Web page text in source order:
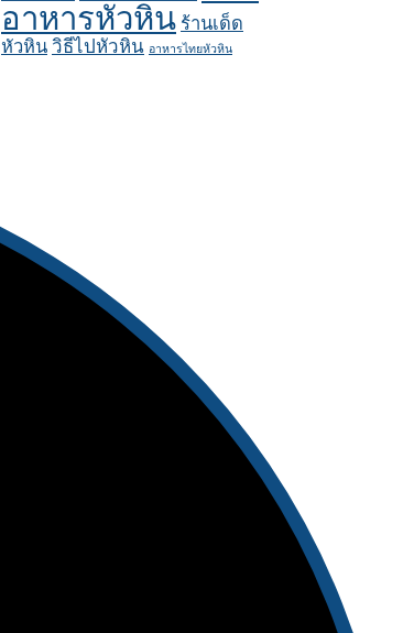
อาหารหัวหิน ร้านเด็ด
หัวหิน วิธีไปหัวหิน อาหารไทยหัวหิน